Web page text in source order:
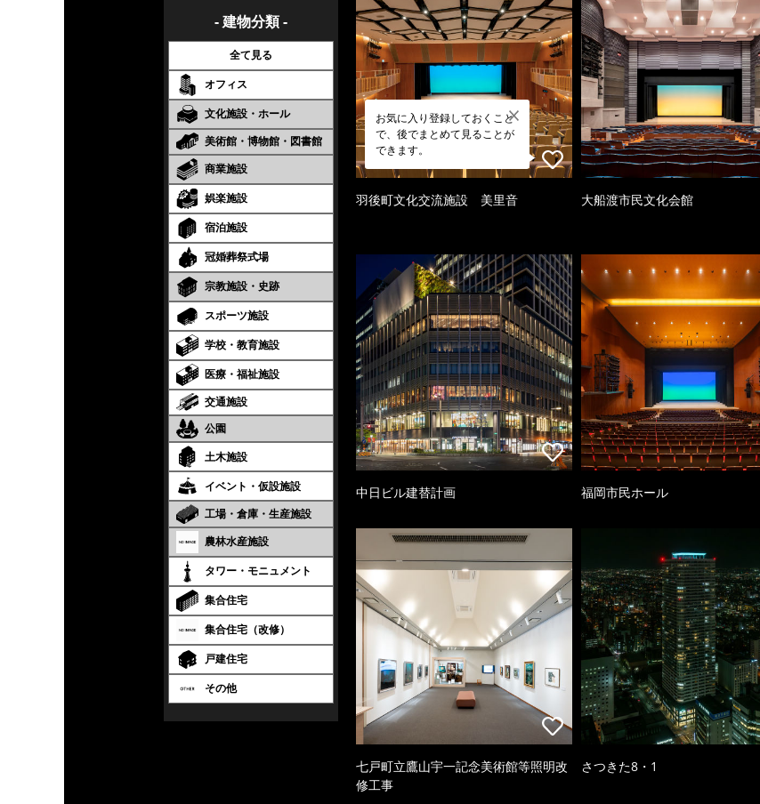
- 建物分類 -
全て見る
オフィス
文化施設・ホール
美術館・博物館・図書館
商業施設
娯楽施設
宿泊施設
冠婚葬祭式場
宗教施設・史跡
スポーツ施設
学校・教育施設
医療・福祉施設
交通施設
公園
土木施設
イベント・仮設施設
工場・倉庫・生産施設
農林水産施設
タワー・モニュメント
集合住宅
集合住宅（改修）
戸建住宅
その他
お気に入り登録しておくこと
で、後でまとめて見ることが
できます。
羽後町文化交流施設 美里音 大船渡市民文化会館
中日ビル建替計画 福岡市民ホール
七戸町立鷹山宇一記念美術館等照明改
修工事
さつきた8・1